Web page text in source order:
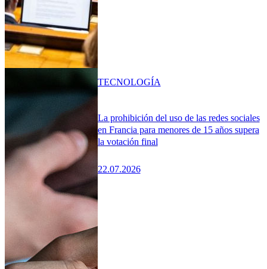
La prohibición del uso de las redes sociales
en Francia para menores de 15 años supera
la votación final
22.07.2026
TECNOLOGÍA